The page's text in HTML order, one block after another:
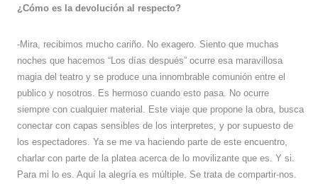
¿Cómo es la devolución al respecto?
-Mira, recibimos mucho cariño. No exagero. Siento que muchas
noches que hacemos “Los días después” ocurre esa maravillosa
magia del teatro y se produce una innombrable comunión entre el
publico y nosotros. Es hermoso cuando esto pasa. No ocurre
siempre con cualquier material. Este viaje que propone la obra, busca
conectar con capas sensibles de los interpretes, y por supuesto de
los espectadores. Ya se me va haciendo parte de este encuentro,
charlar con parte de la platea acerca de lo movilizante que es. Y si.
Para mi lo es. Aquí la alegría es múltiple. Se trata de compartir-nos.